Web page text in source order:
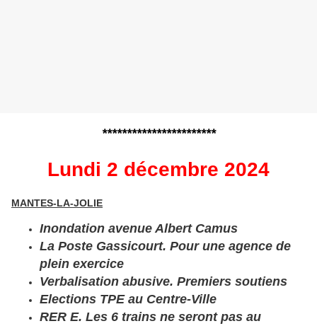
***********************
Lundi 2 décembre 2024
MANTES-LA-JOLIE
Inondation avenue Albert Camus
La Poste Gassicourt. Pour une agence de
plein exercice
Verbalisation abusive. Premiers soutiens
Elections TPE au Centre-Ville
RER E. Les 6 trains ne seront pas au